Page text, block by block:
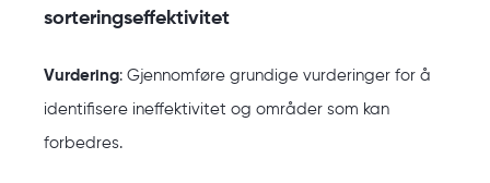
sorteringseffektivitet
Vurdering: Gjennomføre grundige vurderinger for å
identifisere ineffektivitet og områder som kan
forbedres.